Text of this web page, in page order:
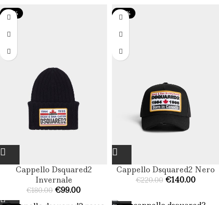
-45%
Cappello Dsquared2
Invernale​
€180.00 €99.00
-36%
Cappello Dsquared2 Nero
€220.00 €140.00